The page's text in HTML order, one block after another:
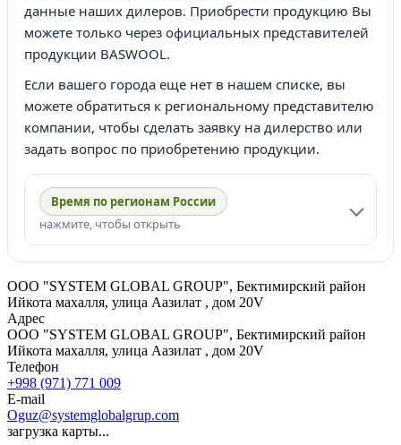
данные наших дилеров. Приобрести продукцию Вы
можете только через официальных представителей
продукции BASWOOL.
Если вашего города еще нет в нашем списке, вы
можете обратиться к региональному представителю
компании, чтобы сделать заявку на дилерство или
задать вопрос по приобретению продукции.
Время по регионам России
нажмите, чтобы открыть
ООО "SYSTEM GLOBAL GROUP", Бектимирский район
Ийкота махалля, улица Aазилат , дом 20V
Адрес
ООО "SYSTEM GLOBAL GROUP", Бектимирский район
Ийкота махалля, улица Aазилат , дом 20V
Телефон
+998 (971) 771 009
E-mail
Oguz@systemglobalgrup.com
загрузка карты...